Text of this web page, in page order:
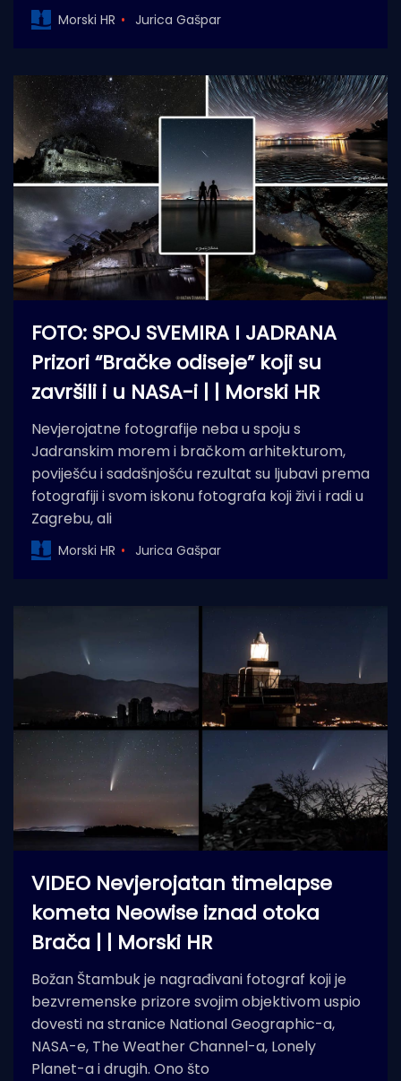
Morski HR Jurica Gašpar
FOTO: SPOJ SVEMIRA I JADRANA
Prizori “Bračke odiseje” koji su
završili i u NASA-i | | Morski HR
Nevjerojatne fotografije neba u spoju s
Jadranskim morem i bračkom arhitekturom,
poviješću i sadašnjošću rezultat su ljubavi prema
fotografiji i svom iskonu fotografa koji živi i radi u
Zagrebu, ali
Morski HR Jurica Gašpar
VIDEO Nevjerojatan timelapse
kometa Neowise iznad otoka
Brača | | Morski HR
Božan Štambuk je nagrađivani fotograf koji je
bezvremenske prizore svojim objektivom uspio
dovesti na stranice National Geographic-a,
NASA-e, The Weather Channel-a, Lonely
Planet-a i drugih. Ono što